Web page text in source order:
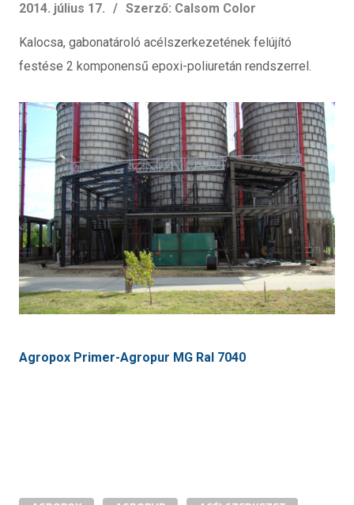
2014. július 17. Szerző: Calsom Color
Kalocsa, gabonatároló acélszerkezetének felújító
festése 2 komponensű epoxi-poliuretán rendszerrel.
Agropox Primer-Agropur MG Ral 7040